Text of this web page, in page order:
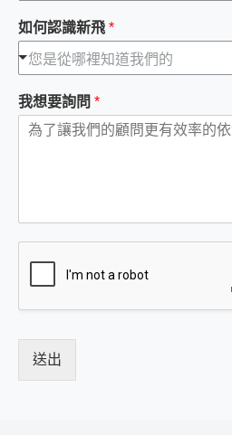
如何認識新飛 *
您是從哪裡知道我們的
我想要詢問 *
送出